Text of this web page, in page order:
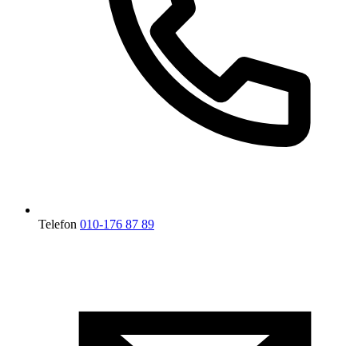
Telefon 010-176 87 89